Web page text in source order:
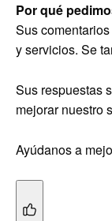
Por qué
Sus
y servicios. Se
Sus respuestas
mejorar nuestro
Ayúdanos a